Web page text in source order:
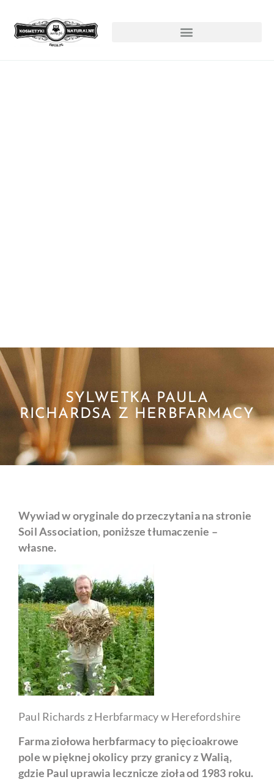
SYLWETKA PAULA
RICHARDSA Z HERBFARMACY
Wywiad w oryginale do przeczytania na stronie
Soil Association, poniższe tłumaczenie –
własne.
Paul Richards z Herbfarmacy w Herefordshire
Farma ziołowa herbfarmacy to pięcioakrowe
pole w pięknej okolicy przy granicy z Walią,
gdzie Paul uprawia lecznicze zioła od 1983 roku.